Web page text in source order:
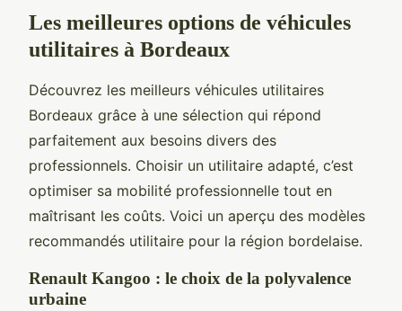
Les meilleures options de véhicules
utilitaires à Bordeaux
Découvrez les meilleurs véhicules utilitaires
Bordeaux grâce à une sélection qui répond
parfaitement aux besoins divers des
professionnels. Choisir un utilitaire adapté, c’est
optimiser sa mobilité professionnelle tout en
maîtrisant les coûts. Voici un aperçu des modèles
recommandés utilitaire pour la région bordelaise.
Renault Kangoo : le choix de la polyvalence
urbaine